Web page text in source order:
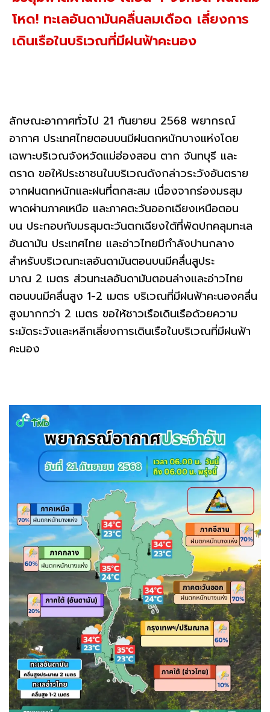
โหด! ทะเลอันดามันคลื่นลมเดือด เลี่ยงการ
เดินเรือในบริเวณที่มีฝนฟ้าคะนอง
ลักษณะอากาศทั่วไป 21 กันยายน 2568 พยากรณ์
อากาศ ประเทศไทยตอนบนมีฝนตกหนักบางแห่งโดย
เฉพาะบริเวณจังหวัดแม่ฮ่องสอน ตาก จันทบุรี และ
ตราด ขอให้ประชาชนในบริเวณดังกล่าวระวังอันตราย
จากฝนตกหนักและฝนที่ตกสะสม เนื่องจากร่องมรสุม
พาดผ่านภาคเหนือ และภาคตะวันออกเฉียงเหนือตอน
บน ประกอบกับมรสุมตะวันตกเฉียงใต้ที่พัดปกคลุมทะเล
อันดามัน ประเทศไทย และอ่าวไทยมีกำลังปานกลาง
สำหรับบริเวณทะเลอันดามันตอนบนมีคลื่นสูประ
มาณ 2 เมตร ส่วนทะเลอันดามันตอนล่างและอ่าวไทย
ตอนบนมีคลื่นสูง 1-2 เมตร บริเวณที่มีฝนฟ้าคะนองคลื่น
สูงมากกว่า 2 เมตร ขอให้ชาวเรือเดินเรือด้วยความ
ระมัดระวังและหลีกเลี่ยงการเดินเรือในบริเวณที่มีฝนฟ้า
คะนอง